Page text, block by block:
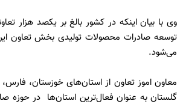
وی با بیان اینکه در کشور بالغ بر یکصد هزار
توسعه صادرات محصولات تولیدی بخش تعاون
می‌شود.
معاون اموز تعاون از استان‌های خوزستان،
گلستان به عنوان فعال‌ترین استان‌ها در حوزه